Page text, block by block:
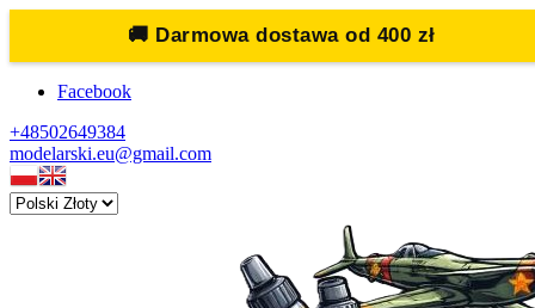
🚚 Darmowa dostawa od 400 zł
Facebook
+48502649384
modelarski.eu@gmail.com